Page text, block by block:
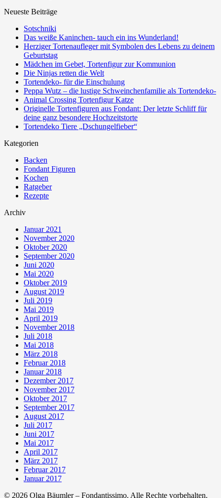
Neueste Beiträge
Sotschniki
Das weiße Kaninchen- tauch ein ins Wunderland!
Herziger Tortenaufleger mit Symbolen des Lebens zu deinem
Geburtstag
Mädchen im Gebet, Tortenfigur zur Kommunion
Die Ninjas retten die Welt
Tortendeko- für die Einschulung
Peppa Wutz – die lustige Schweinchenfamilie als Tortendeko-
Animal Crossing Tortenfigur Katze
Originelle Tortenfiguren aus Fondant: Der letzte Schliff für
deine ganz besondere Hochzeitstorte
Tortendeko Tiere „Dschungelfieber“
Kategorien
Backen
Fondant Figuren
Kochen
Ratgeber
Rezepte
Archiv
Januar 2021
November 2020
Oktober 2020
September 2020
Juni 2020
Mai 2020
Oktober 2019
August 2019
Juli 2019
Mai 2019
April 2019
November 2018
Juli 2018
Mai 2018
März 2018
Februar 2018
Januar 2018
Dezember 2017
November 2017
Oktober 2017
September 2017
August 2017
Juli 2017
Juni 2017
Mai 2017
April 2017
März 2017
Februar 2017
Januar 2017
© 2026 Olga Bäumler – Fondantissimo. Alle Rechte vorbehalten.